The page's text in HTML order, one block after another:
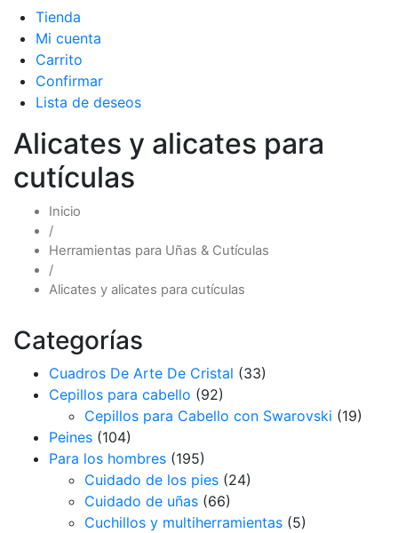
Tienda
Mi cuenta
Carrito
Confirmar
Lista de deseos
Alicates y alicates para
cutículas
Inicio
/
Herramientas para Uñas & Cutículas
/
Alicates y alicates para cutículas
Categorías
Cuadros De Arte De Cristal (33)
Cepillos para cabello (92)
Cepillos para Cabello con Swarovski (19)
Peines (104)
Para los hombres (195)
Cuidado de los pies (24)
Cuidado de uñas (66)
Cuchillos y multiherramientas (5)